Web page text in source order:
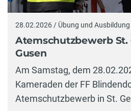
28.02.2026 / Übung und Ausbildung
Atemschutzbewerb St.
Gusen
Am Samstag, dem
Kameraden der FF
Atemschutzbewerb in St.